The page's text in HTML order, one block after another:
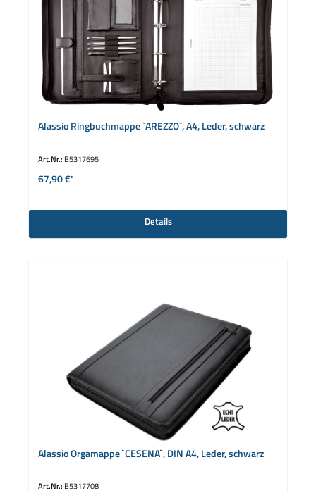
Alassio Ringbuchmappe `AREZZO`, A4, Leder, schwarz
Art.Nr.: B5317695
67,90 €*
Details
Alassio Orgamappe `CESENA`, DIN A4, Leder, schwarz
Art.Nr.: B5317708